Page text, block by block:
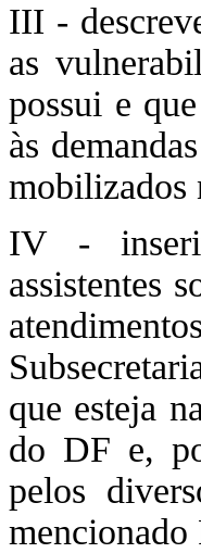
III -
as
possui e
às
mobilizados
IV - inserir
assistentes
que esteja
do DF e,
pelos
mencionado